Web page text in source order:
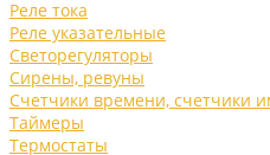
Реле тока
Реле указательные
Светорегуляторы
Сирены, ревуны
Счетчики времени, счетчики
Таймеры
Термостаты